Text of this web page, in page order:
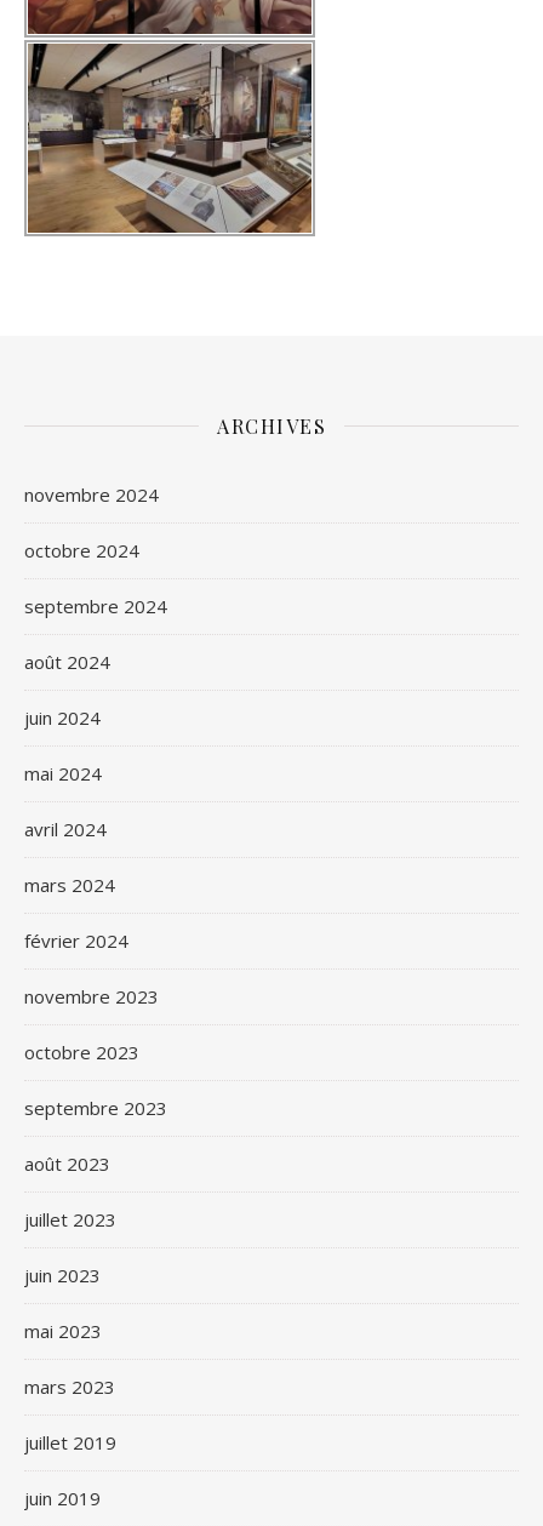
ARCHIVES
novembre 2024
octobre 2024
septembre 2024
août 2024
juin 2024
mai 2024
avril 2024
mars 2024
février 2024
novembre 2023
octobre 2023
septembre 2023
août 2023
juillet 2023
juin 2023
mai 2023
mars 2023
juillet 2019
juin 2019